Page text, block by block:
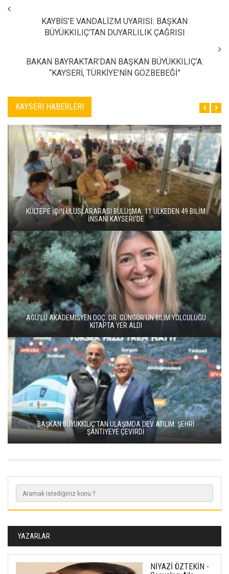
KAYBİS’E VANDALİZM UYARISI: BAŞKAN
BÜYÜKKILIÇ’TAN DUYARLILIK ÇAĞRISI
BAKAN BAYRAKTAR’DAN BAŞKAN BÜYÜKKILIÇ’A:
“KAYSERİ, TÜRKİYE’NİN GÖZBEBEĞİ”
KAYSERI HABERLERI
KÜLTEPE İÇİN ULUSLARARASI BULUŞMA: 11 ÜLKEDEN 49 BİLİM
İNSANI KAYSERİ’DE
AGÜ'LÜ AKADEMISYEN DOÇ. DR. GÜNGÖR’ÜN BILIM YOLCULUĞU
KITAPTA YER ALDI
BAŞKAN BÜYÜKKILIÇ’TAN ULAŞIMDA DEV ATILIM: ŞEHRİ
ŞANTİYEYE ÇEVİRDİ
YAZARLAR
NİYAZİ ÖZTEKİN -